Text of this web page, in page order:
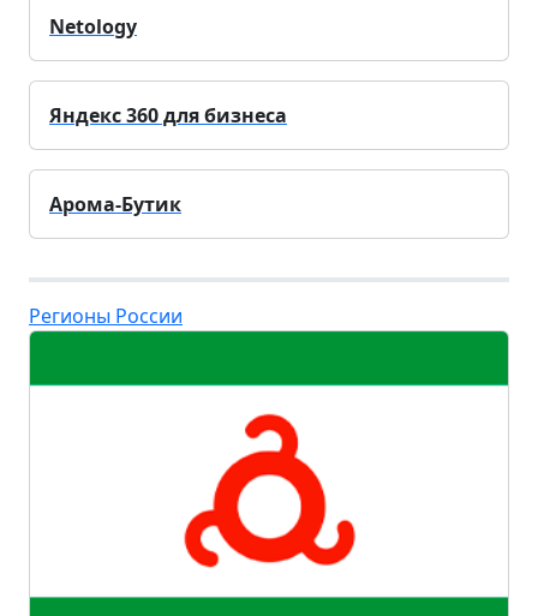
Netology
Яндекс 360 для бизнеса
Арома-Бутик
Регионы России